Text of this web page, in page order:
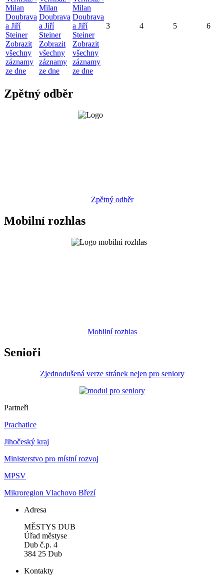
Milan
Doubrava
a Jiří
Steiner
Zobrazit
všechny
záznamy
ze dne
Milan
Doubrava
a Jiří
Steiner
Zobrazit
všechny
záznamy
ze dne
Milan
Doubrava
a Jiří
Steiner
Zobrazit
všechny
záznamy
ze dne
3 4 5 6
Zpětný odběr
Zpětný odběr
Mobilní rozhlas
Mobilní rozhlas
Senioři
Zjednodušená verze stránek nejen pro seniory
Partneři
Prachatice
Jihočeský kraj
Ministerstvo pro místní rozvoj
MPSV
Mikroregion Vlachovo Březí
Adresa
MĚSTYS DUB
Úřad městyse
Dub č.p. 4
384 25 Dub
Kontakty